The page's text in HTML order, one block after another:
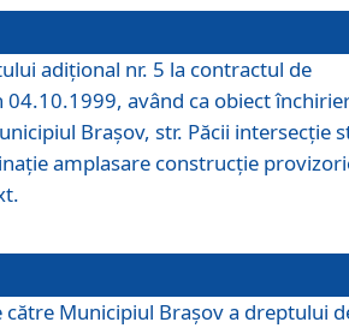
adițional nr. 5 la contractul de
04.10.1999, având ca obiect
Brașov, str. Păcii intersecție
amplasare construcție
către Municipiul Brașov a dreptului